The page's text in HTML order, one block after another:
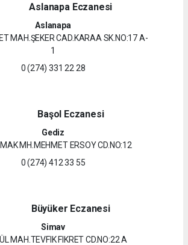
Aslanapa Eczanesi
Aslanapa
MAH.ŞEKER CAD.KARAA SK.NO:17 A-
1
0 (274) 331 22 28
Başol Eczanesi
Gediz
MH.MEHMET ERSOY CD.NO:12
0 (274) 412 33 55
Büyüker Eczanesi
Simav
MAH.TEVFIK FIKRET CD.NO:22 A